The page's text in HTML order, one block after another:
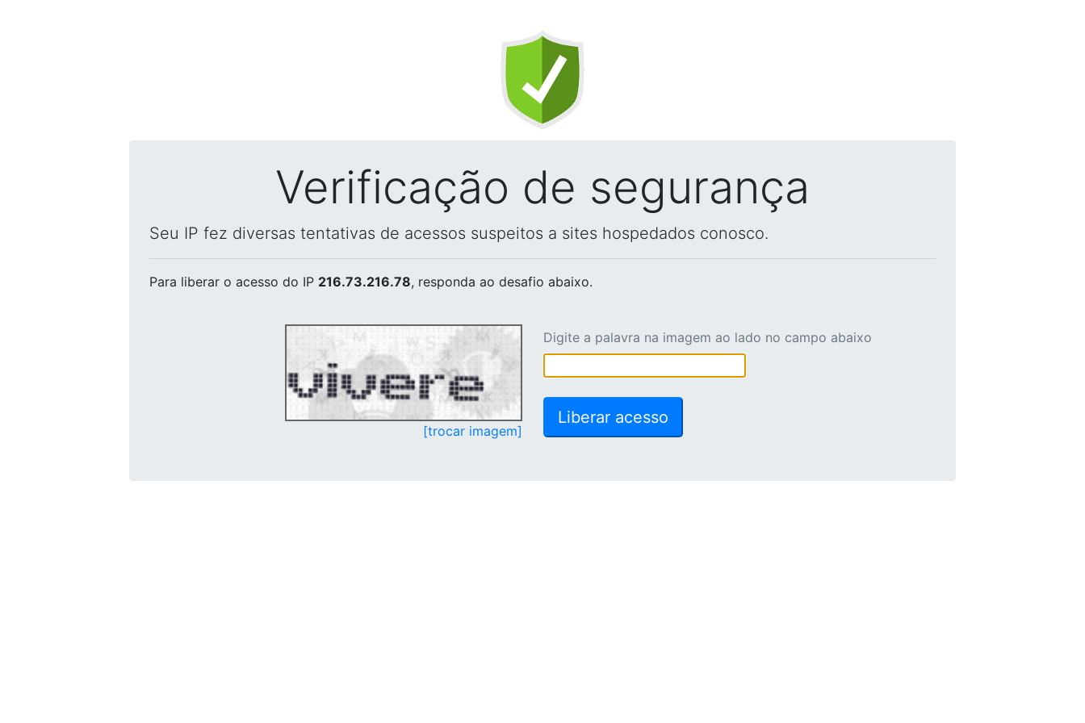
Verificação de segurança
Seu IP fez diversas tentativas de acessos suspeitos a sites hospedados conosco.
Para liberar o acesso do IP 216.73.216.78, responda ao desafio abaixo.
[trocar imagem]
Digite a palavra na imagem ao lado no campo abaixo